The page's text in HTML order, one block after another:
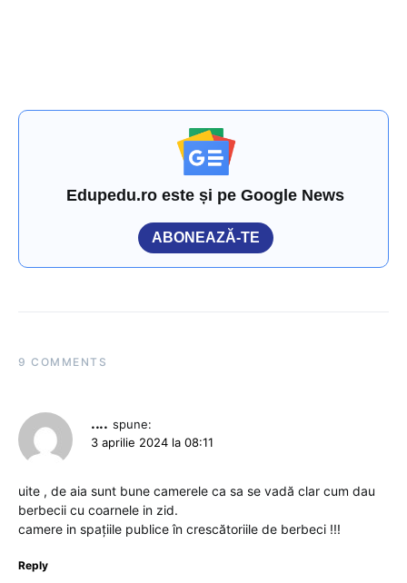
Edupedu.ro este și pe Google News
ABONEAZĂ-TE
9 COMMENTS
.... spune:
3 aprilie 2024 la 08:11
uite , de aia sunt bune camerele ca sa se vadă clar cum dau
berbecii cu coarnele in zid.
camere in spațiile publice în crescătoriile de berbeci !!!
Reply